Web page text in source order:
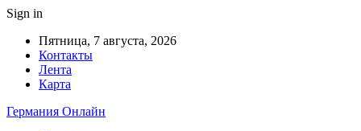
Sign in
Пятница, 7 августа, 2026
Контакты
Лента
Карта
Германия Онлайн